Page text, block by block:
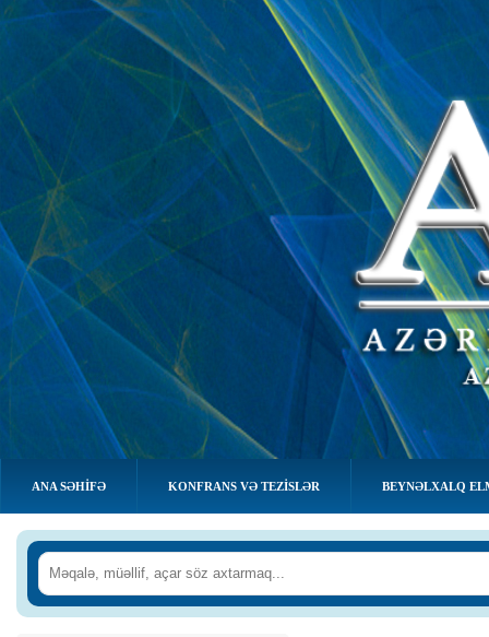
ANA SƏHIFƏ KONFRANS VƏ TEZİSLƏR BEYNƏLXALQ